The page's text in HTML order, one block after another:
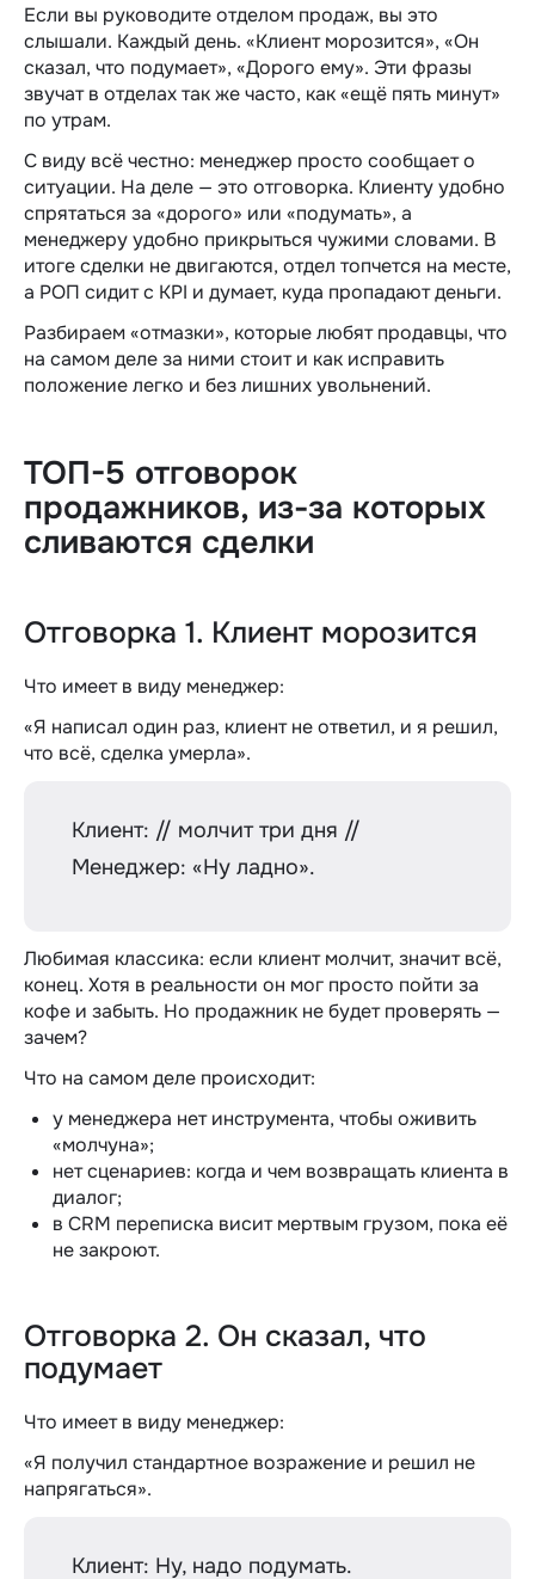
Если вы руководите отделом продаж, вы это
слышали. Каждый день. «Клиент морозится», «Он
сказал, что подумает», «Дорого ему». Эти фразы
звучат в отделах так же часто, как «ещё пять минут»
по утрам.
С виду всё честно: менеджер просто сообщает о
ситуации. На деле — это отговорка. Клиенту удобно
спрятаться за «дорого» или «подумать», а
менеджеру удобно прикрыться чужими словами. В
итоге сделки не двигаются, отдел топчется на месте,
а РОП сидит с KPI и думает, куда пропадают деньги.
Разбираем «отмазки», которые любят продавцы, что
на самом деле за ними стоит и как исправить
положение легко и без лишних увольнений.
ТОП-5 отговорок
продажников, из-за которых
сливаются сделки
Отговорка 1. Клиент морозится
Что имеет в виду менеджер:
«Я написал один раз, клиент не ответил, и я решил,
что всё, сделка умерла».
Клиент: // молчит три дня //
Менеджер: «Ну ладно».
Любимая классика: если клиент молчит, значит всё,
конец. Хотя в реальности он мог просто пойти за
кофе и забыть. Но продажник не будет проверять —
зачем?
Что на самом деле происходит:
у менеджера нет инструмента, чтобы оживить
«молчуна»;
нет сценариев: когда и чем возвращать клиента в
диалог;
в CRM переписка висит мертвым грузом, пока её
не закроют.
Отговорка 2. Он сказал, что
подумает
Что имеет в виду менеджер:
«Я получил стандартное возражение и решил не
напрягаться».
Клиент: Ну, надо подумать.